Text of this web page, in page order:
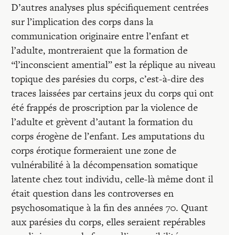
D’autres analyses plus spécifiquement centrées
sur l’implication des corps dans la
communication originaire entre l’enfant et
l’adulte, montreraient que la formation de
“l’inconscient amential” est la réplique au niveau
topique des parésies du corps, c’est-à-dire des
traces laissées par certains jeux du corps qui ont
été frappés de proscription par la violence de
l’adulte et grèvent d’autant la formation du
corps érogène de l’enfant. Les amputations du
corps érotique formeraient une zone de
vulnérabilité à la décompensation somatique
latente chez tout individu, celle-là même dont il
était question dans les controverses en
psychosomatique à la fin des années 70. Quant
aux parésies du corps, elles seraient repérables